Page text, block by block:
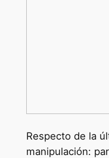
Respecto de la
manipulación: